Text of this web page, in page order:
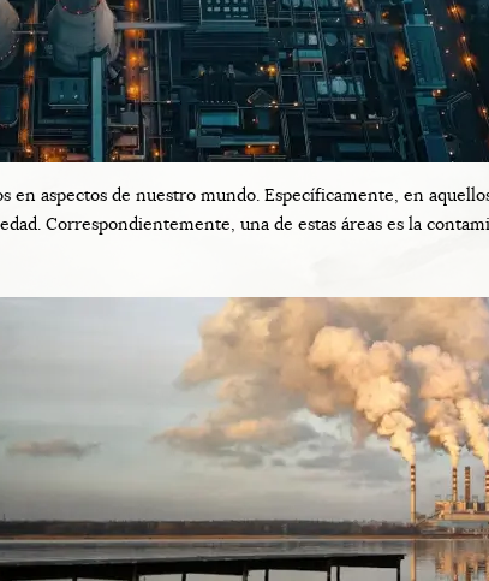
aspectos de nuestro mundo. Específicamente, en
Correspondientemente, una de estas áreas es la